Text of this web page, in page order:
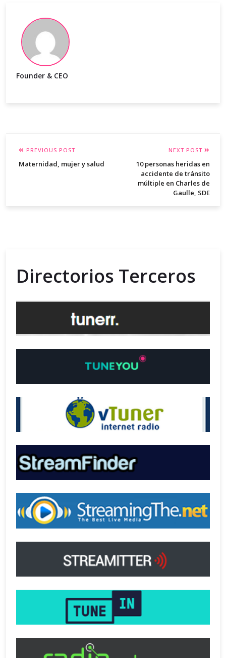
Founder & CEO
PREVIOUS POST
Maternidad, mujer y salud
NEXT POST
10 personas heridas en
accidente de tránsito
múltiple en Charles de
Gaulle, SDE
Directorios Terceros